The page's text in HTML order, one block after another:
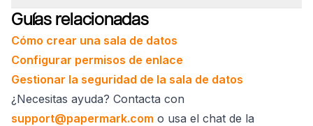
Guías relacionadas
Cómo crear una sala de datos
Configurar permisos de enlace
Gestionar la seguridad de la sala de datos
¿Necesitas ayuda? Contacta con
support@papermark.com o usa el chat de la